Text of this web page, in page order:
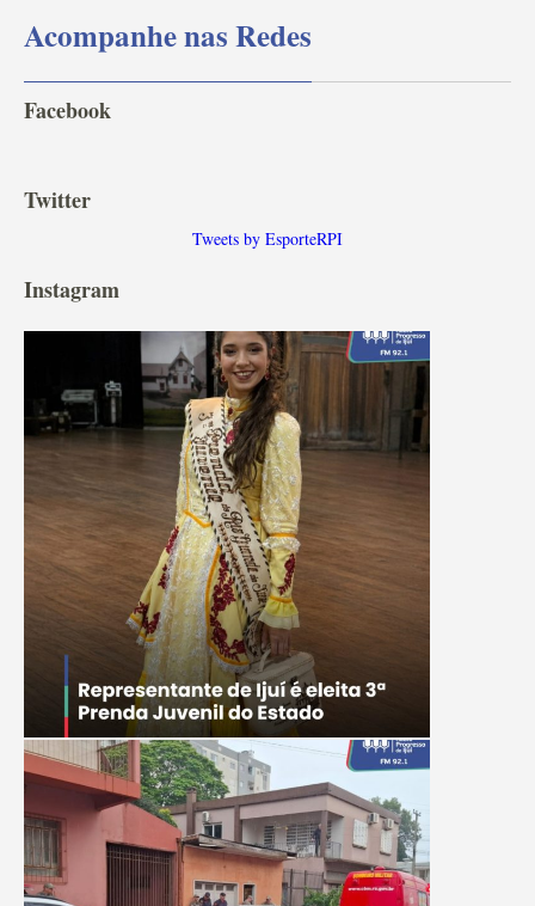
Acompanhe nas Redes
Facebook
Twitter
Tweets by EsporteRPI
Instagram